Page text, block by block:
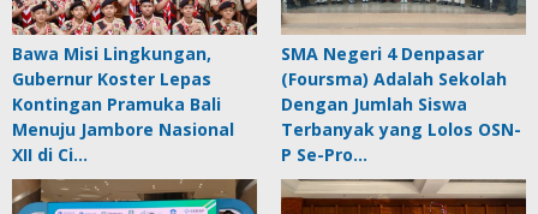
Bawa Misi Lingkungan,
Gubernur Koster Lepas
Kontingan Pramuka Bali
Menuju Jambore Nasional
XII di Ci…
SMA Negeri 4 Denpasar
(Foursma) Adalah Sekolah
Dengan Jumlah Siswa
Terbanyak yang Lolos OSN-
P Se-Pro…